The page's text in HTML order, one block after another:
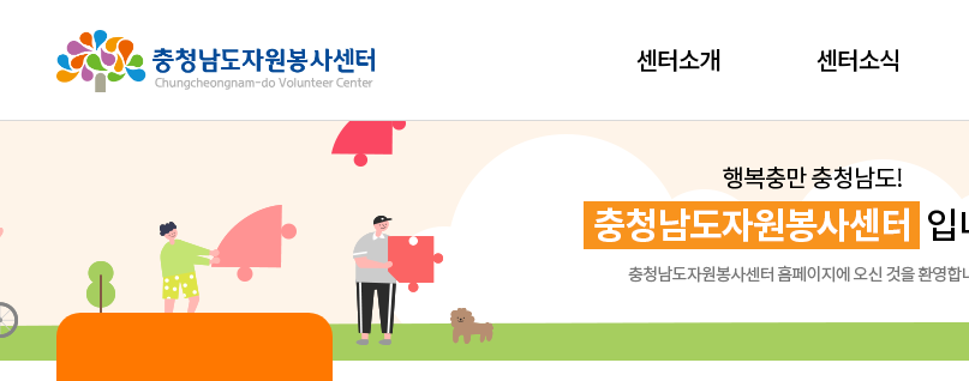
센터소개 센터소식